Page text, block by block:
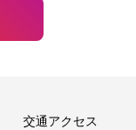
交通アクセス